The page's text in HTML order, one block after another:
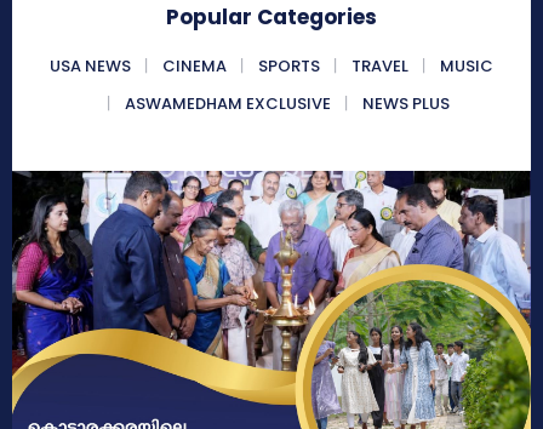
Popular Categories
USA NEWS CINEMA SPORTS TRAVEL
MUSIC
ASWAMEDHAM EXCLUSIVE
NEWS PLUS